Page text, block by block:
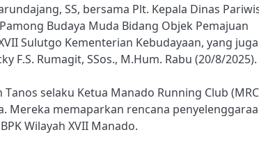
SS, bersama Plt. Kepala Dinas
Budaya Muda Bidang Objek Pemajuan
Sulutgo Kementerian Kebudayaan, yang juga
F.S. Rumagit, SSos., M.Hum. Rabu (20/8/2025).
selaku Ketua Manado Running Club
Mereka memaparkan rencana
Wilayah XVII Manado.